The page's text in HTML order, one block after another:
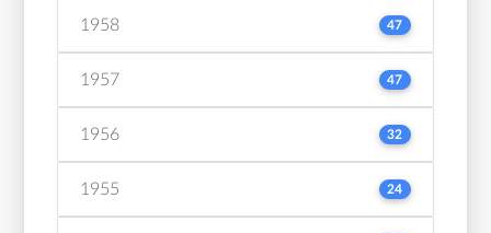
1958 47
1957 47
1956 32
1955 24